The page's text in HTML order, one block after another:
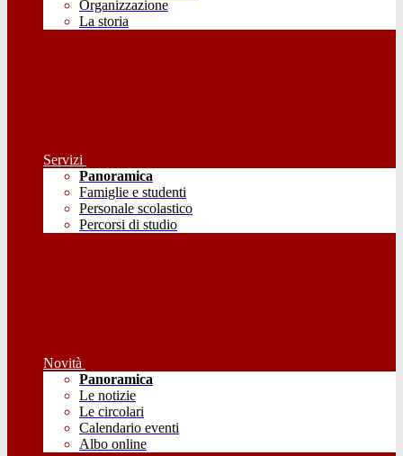
Organizzazione
La storia
Servizi
Panoramica
Famiglie e studenti
Personale scolastico
Percorsi di studio
Novità
Panoramica
Le notizie
Le circolari
Calendario eventi
Albo online